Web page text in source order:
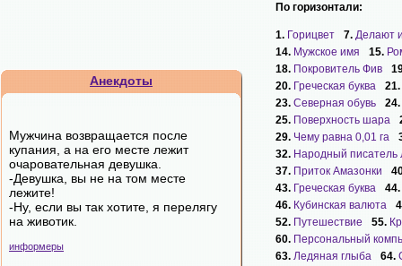
Анекдоты
Мужчина возвращается после
купания, а на его месте лежит
очаровательная девушка.
-Девушка, вы не на том месте
лежите!
-Ну, если вы так хотите, я перелягу
на животик.
информеры
По горизонтали:
1. Горицвет 7. Делают
14. Мужское имя 15.
18. Покровитель Фив
20. Греческая буква
21.
23. Северная обувь
24.
25. Поверхность шара
29. Чему равна 0,01 га
32. Народный писатель
37. Приток Амазонки
43. Греческая буква
44.
46. Кубинская валюта
52. Путешествие 55.
60. Персональный
63. Ледяная глыба 64.